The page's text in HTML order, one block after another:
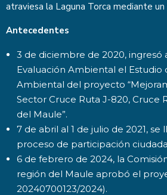
atraviesa la Laguna Torca mediante
Antecedentes
3 de diciembre de 2020, ingresó
Evaluación Ambiental el Estudio
Ambiental del proyecto
Sector Cruce Ruta J-820, Cruce
del Maule”.
7 de abril al 1 de julio de 2021, se
proceso de participación
6 de febrero de 2024, la
región del Maule aprobó el
20240700123/2024).